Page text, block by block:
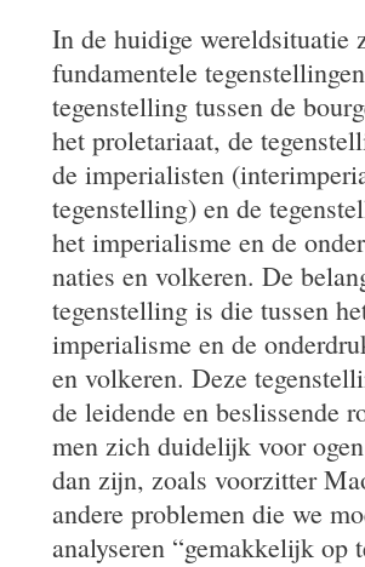
In de huidige wereldsituatie
fundamentele
tegenstelling tussen de
het proletariaat, de
de imperialisten
tegenstelling) en de
het imperialisme en de
naties en volkeren. De
tegenstelling is die tussen
imperialisme en de
en volkeren. Deze
de leidende en beslissende
men zich duidelijk voor
dan zijn, zoals voorzitter
andere problemen die we
analyseren “gemakkelijk op